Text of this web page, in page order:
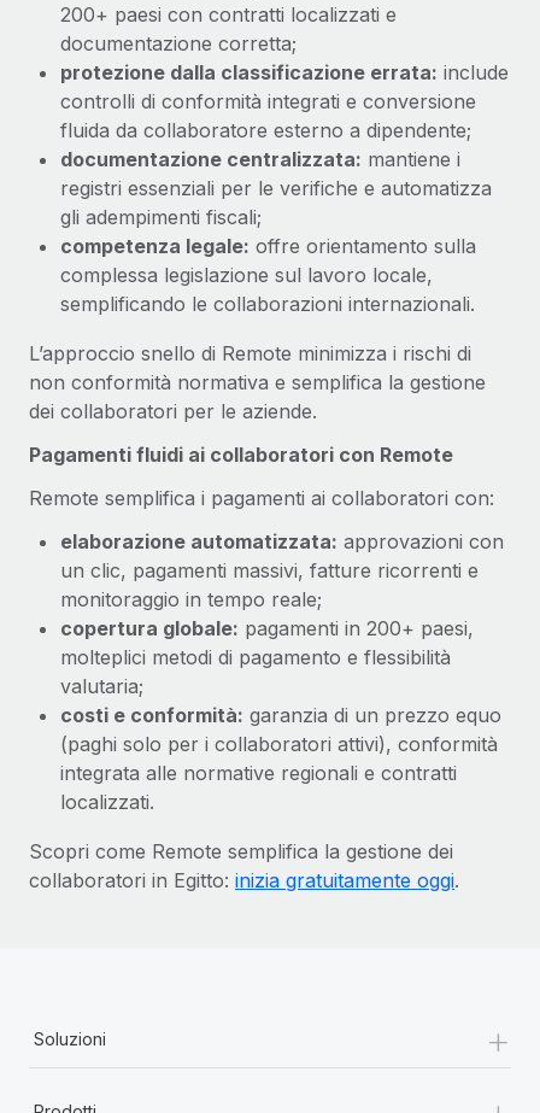
200+ paesi con contratti localizzati e
documentazione corretta;
protezione dalla classificazione errata: include
controlli di conformità integrati e conversione
fluida da collaboratore esterno a dipendente;
documentazione centralizzata: mantiene i
registri essenziali per le verifiche e automatizza
gli adempimenti fiscali;
competenza legale: offre orientamento sulla
complessa legislazione sul lavoro locale,
semplificando le collaborazioni internazionali.
L’approccio snello di Remote minimizza i rischi di
non conformità normativa e semplifica la gestione
dei collaboratori per le aziende.
Pagamenti fluidi ai collaboratori con Remote
Remote semplifica i pagamenti ai collaboratori con:
elaborazione automatizzata: approvazioni con
un clic, pagamenti massivi, fatture ricorrenti e
monitoraggio in tempo reale;
copertura globale: pagamenti in 200+ paesi,
molteplici metodi di pagamento e flessibilità
valutaria;
costi e conformità: garanzia di un prezzo equo
(paghi solo per i collaboratori attivi), conformità
integrata alle normative regionali e contratti
localizzati.
Scopri come Remote semplifica la gestione dei
collaboratori in Egitto: inizia gratuitamente oggi.
Soluzioni +